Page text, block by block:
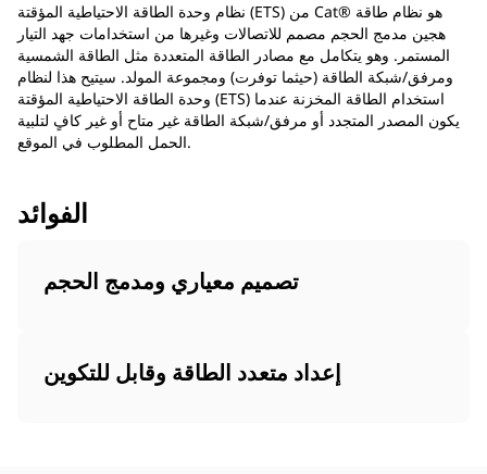
نظام وحدة الطاقة الاحتياطية المؤقتة (ETS) من Cat®‎ هو نظام طاقة
هجين مدمج الحجم مصمم للاتصالات وغيرها من استخدامات جهد التيار
المستمر. وهو يتكامل مع مصادر الطاقة المتعددة مثل الطاقة الشمسية
ومرفق/شبكة الطاقة (حيثما توفرت) ومجموعة المولد. سيتيح هذا لنظام
وحدة الطاقة الاحتياطية المؤقتة (ETS) استخدام الطاقة المخزنة عندما
يكون المصدر المتجدد أو مرفق/شبكة الطاقة غير متاح أو غير كافٍ لتلبية
الحمل المطلوب في الموقع.
الفوائد
تصميم معياري ومدمج الحجم
إعداد متعدد الطاقة وقابل للتكوين